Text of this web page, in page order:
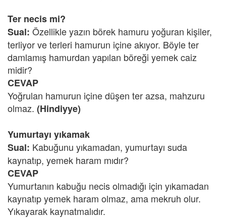
Ter necis mi?
Sual: Özellikle yazın börek hamuru yoğuran kişiler,
terliyor ve terleri hamurun içine akıyor. Böyle ter
damlamış hamurdan yapılan böreği yemek caiz
midir?
CEVAP
Yoğrulan hamurun içine düşen ter azsa, mahzuru
olmaz. (Hindiyye)
Yumurtayı yıkamak
Sual: Kabuğunu yıkamadan, yumurtayı suda
kaynatıp, yemek haram mıdır?
CEVAP
Yumurtanın kabuğu necis olmadığı için yıkamadan
kaynatıp yemek haram olmaz, ama mekruh olur.
Yıkayarak kaynatmalıdır.